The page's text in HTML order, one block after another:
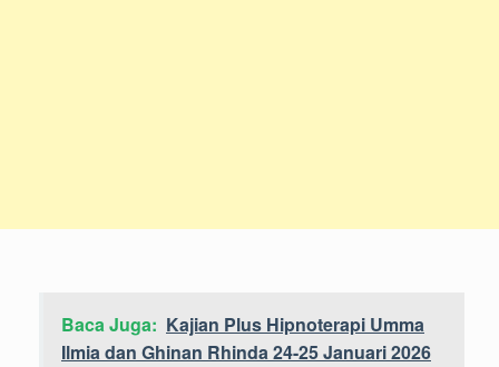
Baca Juga: Kajian Plus Hipnoterapi Umma
Ilmia dan Ghinan Rhinda 24-25 Januari 2026